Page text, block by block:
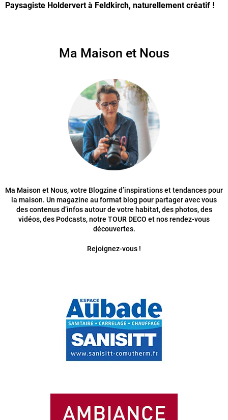
Paysagiste Holdervert à Feldkirch, naturellement créatif !
Ma Maison et Nous
Ma Maison et Nous, votre Blogzine d’inspirations et tendances pour
la maison. Un magazine au format blog pour partager avec vous
des contenus d’infos autour de votre habitat, des photos, des
vidéos, des Podcasts, notre TOUR DECO et nos rendez-vous
découvertes.
Rejoignez-vous !